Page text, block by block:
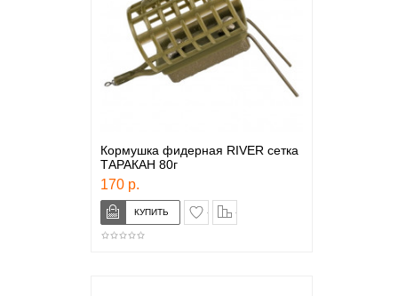
Кормушка фидерная RIVER сетка
ТАРАКАН 80г
170 р.
в закладки